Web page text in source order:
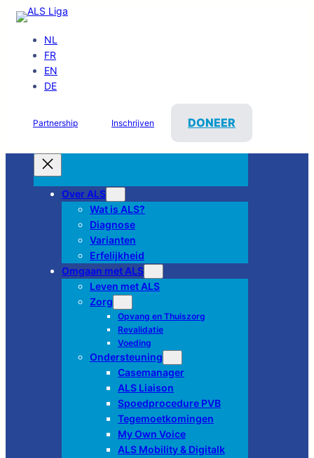
NL
FR
EN
DE
Partnership Inschrijven DONEER
Over ALS
Wat is ALS?
Diagnose
Varianten
Erfelijkheid
Omgaan met ALS
Leven met ALS
Zorg
Opvang en Thuiszorg
Revalidatie
Voeding
Ondersteuning
Casemanager
ALS Liaison
Spoedprocedure PVB
Tegemoetkomingen
My Own Voice
ALS Mobility & Digitalk